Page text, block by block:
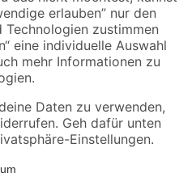
Die dargestellten Angebote sind unter
angegebenen Verfügbarkeiten beziehen
nicht für Artikel mit Speditionsversand, hier